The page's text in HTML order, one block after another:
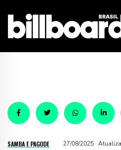
SAMBA E PAGODE 27/08/2025 ·